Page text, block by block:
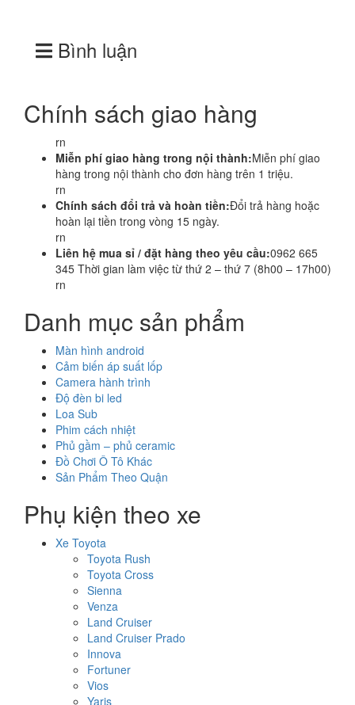
Bình luận
Chính sách giao hàng
rn
Miễn phí giao hàng trong nội thành:Miễn phí giao
hàng trong nội thành cho đơn hàng trên 1 triệu.
rn
Chính sách đổi trả và hoàn tiền:Đổi trả hàng hoặc
hoàn lại tiền trong vòng 15 ngày.
rn
Liên hệ mua sỉ / đặt hàng theo yêu cầu:0962 665
345 Thời gian làm việc từ thứ 2 – thứ 7 (8h00 – 17h00)
rn
Danh mục sản phẩm
Màn hình android
Cảm biến áp suất lốp
Camera hành trình
Độ đèn bi led
Loa Sub
Phim cách nhiệt
Phủ gầm – phủ ceramic
Đồ Chơi Ô Tô Khác
Sản Phẩm Theo Quận
Phụ kiện theo xe
Xe Toyota
Toyota Rush
Toyota Cross
Sienna
Venza
Land Cruiser
Land Cruiser Prado
Innova
Fortuner
Vios
Yaris